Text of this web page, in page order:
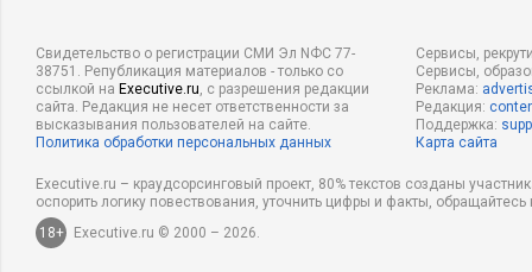
Свидетельство о регистрации СМИ Эл NФС 77-
38751. Републикация материалов - только со
ссылкой на Executive.ru, с разрешения редакции
сайта. Редакция не несет ответственности за
высказывания пользователей на сайте.
Политика обработки персональных данных
Сервисы,
Сервисы,
Реклама:
Редакция:
Поддержка:
Карта сайта
Executive.ru – краудсорсинговый проект, 80% текстов созданы
оспорить логику повествования, уточнить цифры и факты,
18+
Executive.ru © 2000 – 2026.